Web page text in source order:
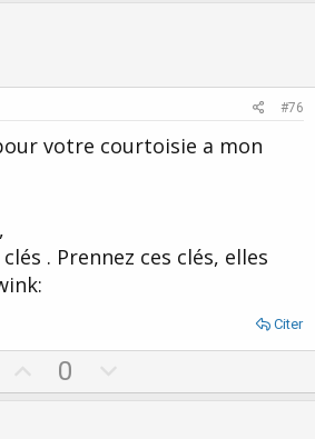
t
v
e
#76
votre courtoisie a mon
. Prennez ces clés, elles
Citer
p
0
o